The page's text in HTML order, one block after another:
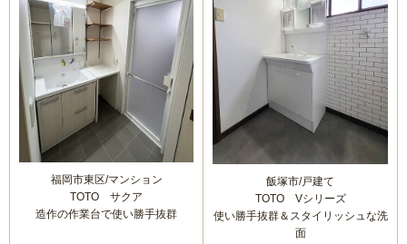
福岡市東区/マンション
TOTO サクア
造作の作業台で使い勝手抜群
飯塚市/戸建て
TOTO Vシリーズ
使い勝手抜群＆スタイリッシュな洗
面